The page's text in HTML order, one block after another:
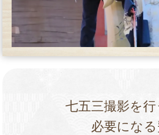
七五三撮影を行
必要になる